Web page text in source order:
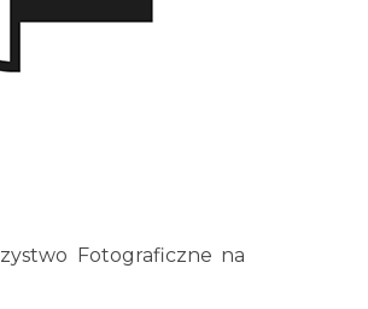
Fotograficzne na